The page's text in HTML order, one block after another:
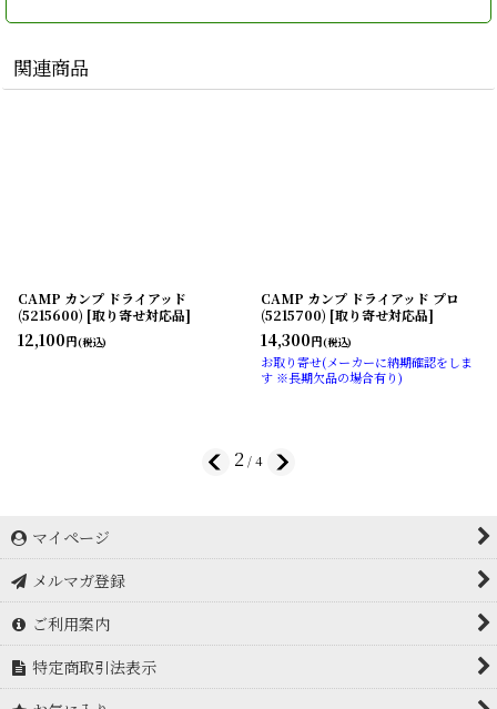
関連商品
CAMP カンプ ドライアッド
(5215600) [取り寄せ対応品]
12,100円(税込)
CAMP カンプ ドライアッド プロ
(5215700) [取り寄せ対応品]
14,300円(税込)
お取り寄せ(メーカーに納期確認をしま
す ※長期欠品の場合有り)
2 / 4
マイページ
メルマガ登録
ご利用案内
特定商取引法表示